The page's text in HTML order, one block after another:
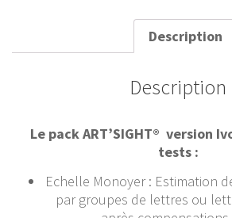
Description
Description
Le pack ART’SIGHT® version
tests :
Echelle Monoyer : Estimation
par groupes de lettres ou